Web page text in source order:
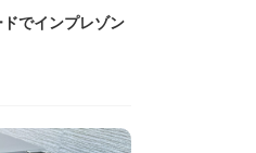
ドでインプレゾン